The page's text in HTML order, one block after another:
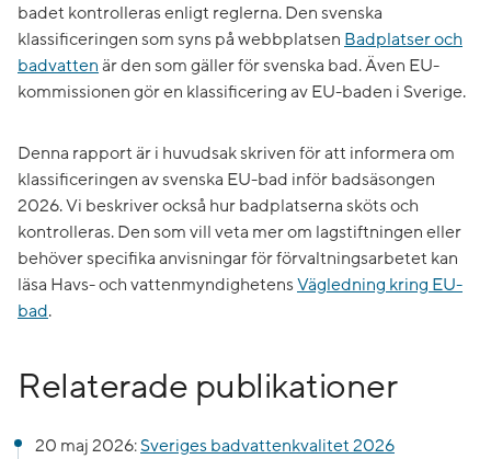
badet kontrolleras enligt reglerna. Den svenska
klassificeringen som syns på webbplatsen Badplatser och
badvatten är den som gäller för svenska bad. Även EU-
kommissionen gör en klassificering av EU-baden i Sverige.
Denna rapport är i huvudsak skriven för att informera om
klassificeringen av svenska EU-bad inför badsäsongen
2026. Vi beskriver också hur badplatserna sköts och
kontrolleras. Den som vill veta mer om lagstiftningen eller
behöver specifika anvisningar för förvaltningsarbetet kan
läsa Havs- och vattenmyndighetens Vägledning kring EU-
bad.
Relaterade publikationer
20 maj 2026: Sveriges badvattenkvalitet 2026